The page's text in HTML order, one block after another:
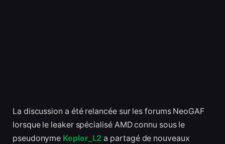
La discussion a été relancée sur les forums NeoGAF
lorsque le leaker spécialisé AMD connu sous le
pseudonyme Kepler_L2a partagé de nouveaux